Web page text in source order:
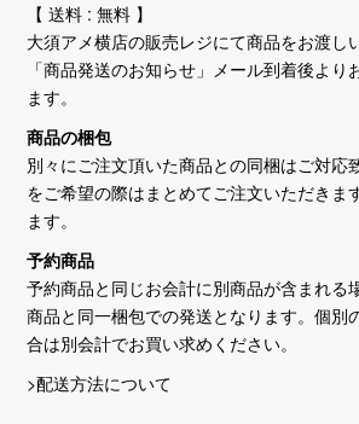
【 送料 : 無料 】
大須アメ横店の販売レジにて商品をお渡し
「商品発送のお知らせ」メール到着後より
ます。
商品の梱包
別々にご注文頂いた商品との同梱はご対応
をご希望の際はまとめてご注文いただきま
ます。
予約商品
予約商品と同じお会計に別商品が含まれる
商品と同一梱包での発送となります。個別
合は別会計でお買い求めください。
>配送方法について